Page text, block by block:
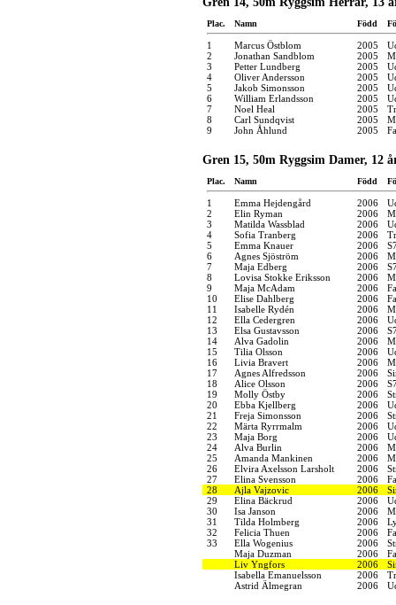
Plac. Namn Född
1 Marcus Östblom 2005
2
Jonathan Sandblom 2005
3
Petter Lundberg 2005
4
Oliver Andersson 2005
5
Jakob Simonsson 2005
6
William Erlandsson 2005
7
Noel Heal 2005
8
Carl Sundqvist 2005
9
John Åhlund 2005
Gren 15, 50m Ryggsim Damer, 12
Plac. Namn Född
1 Emma Hejdengård 2006
2
Elin Ryman 2006
3
Matilda Wassblad 2006
4
Sofia Tranberg 2006
5
Emma Knauer 2006
6
Agnes Sjöström 2006
7
Maja Edberg 2006
8
Lovisa Stokke Eriksson 2006
9
Maja McAdam 2006
10
Elise Dahlberg 2006
11
Isabelle Rydén 2006
12
Ella Cedergren 2006
13
Elsa Gustavsson 2006
14
Alva Gadolin 2006
15
Tilia Olsson 2006
16
Livia Bravert 2006
17
Agnes Alfredsson 2006
18
Alice Olsson 2006
19
Molly Östby 2006
20
Ebba Kjellberg 2006
21
Freja Simonsson 2006
22
Märta Ryrrmalm 2006
23
Maja Borg 2006
24
Alva Burlin 2006
25
Amanda Mankinen 2006
26
Elvira Axelsson Larsholt 2006
27
Elina Svensson 2006
28
Ajla Vajzovic 2006
29
Elina Bäckrud 2006
30
Isa Janson 2006
31
Tilda Holmberg 2006
32
Felicia Thuen 2006
33
Ella Wogenius 2006
Maja Duzman
2006
Liv Yngfors
2006
Isabella Emanuelsson
2006
Astrid Älmegran
2006